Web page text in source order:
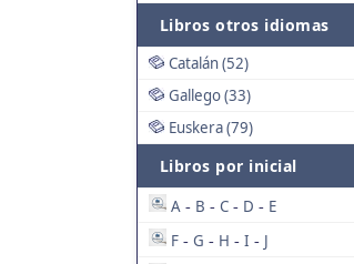
Libros otros idiomas
Catalán (52)
Gallego (33)
Euskera (79)
Libros por inicial
A - B - C - D - E
F - G - H - I - J